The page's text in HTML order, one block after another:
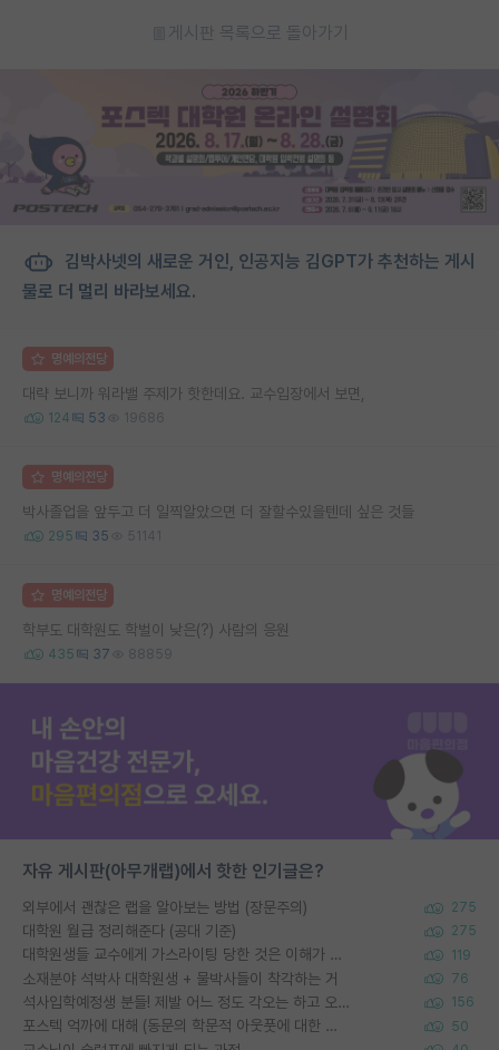
게시판 목록으로 돌아가기
김박사넷의 새로운 거인, 인공지능 김GPT가 추천하는 게시
물로 더 멀리 바라보세요.
명예의전당
대략 보니까 워라밸 주제가 핫한데요. 교수입장에서 보면,
124 53 19686
명예의전당
박사졸업을 앞두고 더 일찍알았으면 더 잘할수있을텐데 싶은 것들
295 35 51141
명예의전당
학부도 대학원도 학벌이 낮은(?) 사람의 응원
435 37 88859
자유 게시판(아무개랩)에서 핫한 인기글은?
외부에서 괜찮은 랩을 알아보는 방법 (장문주의) 275
대학원 월급 정리해준다 (공대 기준) 275
대학원생들 교수에게 가스라이팅 당한 것은 이해가 갑니다. 안타깝네요. 119
소재분야 석박사 대학원생 + 물박사들이 착각하는 거 76
석사입학예정생 분들! 제발 어느 정도 각오는 하고 오세요. 156
포스텍 억까에 대해 (동문의 학문적 아웃풋에 대한 반박) 50